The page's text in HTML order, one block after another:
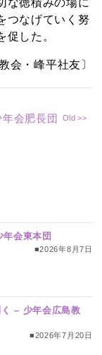
つなげていく努
した。
会・峰平社友〕
会肥長団
会東本団
■2026年8月7日
く – 少年会広島教
■2026年7月20日